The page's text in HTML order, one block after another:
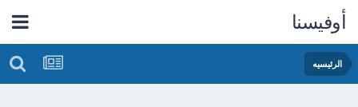
أوفيسنا
الرئيسيه